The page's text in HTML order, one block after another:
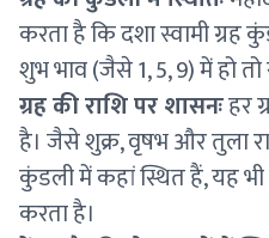
करता है कि दशा स्वामी ग्रह
शुभ भाव (जैसे 1, 5, 9) में हो
ग्रह की राशि पर शासनःहर
है। जैसे शुक्र, वृषभ और तुला
कुंडली में कहां स्थित हैं, यह
करता है।